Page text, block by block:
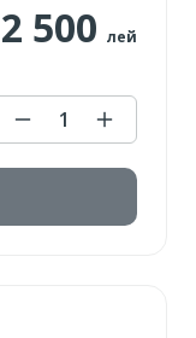
2 500 лей
1